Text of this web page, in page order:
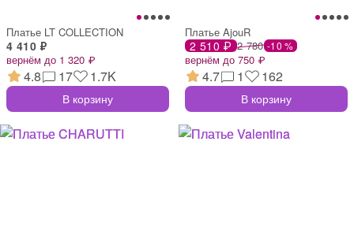
Платье LT COLLECTION
4 410 ₽
вернём до 1 320 ₽
4.8 17 1.7K
В корзину
Платье AjouR
2 510 ₽ 2 780 -10 %
вернём до 750 ₽
4.7 1 162
В корзину